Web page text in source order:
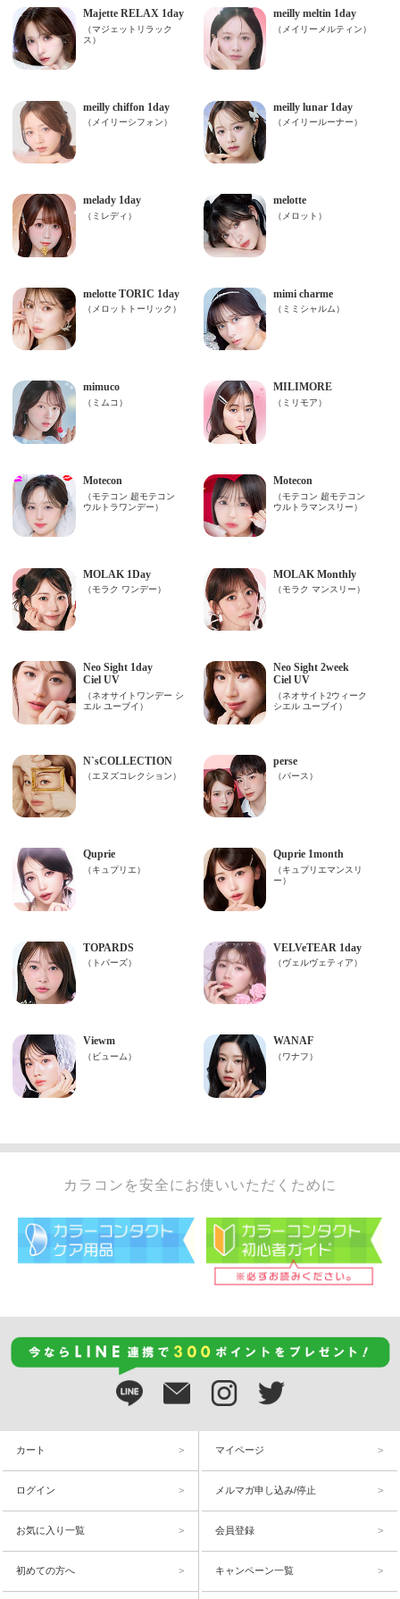
カラコンを安全にお使いいただくために
カート マイページ
ログイン メルマガ申し込み/停止
お気に入り一覧 会員登録
初めての方へ キャンペーン一覧